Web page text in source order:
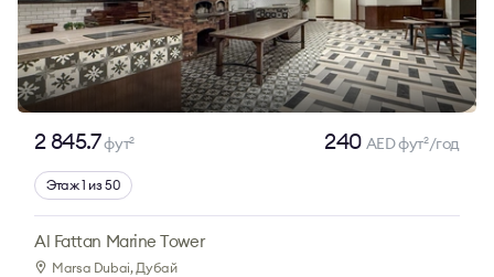
2 845.7фут2 240 AED фут2/год
Этаж 1 из 50
Al Fattan Marine Tower
Marsa Dubai, Дубай